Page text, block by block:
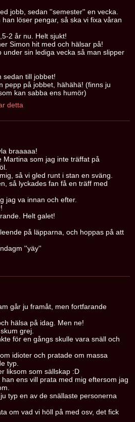
jobb, sedan ''semester'' en vecka.
löser pengar, så ska vi fixa våran
2 år nu. Helt sjukt!
Simon hit med och hälsar på!
under sin lediga vecka så man slipper
sedan till jobbet!
pepp på jobbet, hähähä! (finns ju
kan sabba ens humör)
detta
braaaaa!
Martina som jag inte träffat på
så vi gled runt i stan en sväng.
så lyckades fan få en träff med
jag va innan och efter.
Helt galet!
på läpparna, och hoppas på att
''yäy''
går ju framåt, men fortfarande
hälsa på idag. Men ne!
grej.
för en gångs skulle vara snäll och
idioter och pratade om massa
typ.
liksom som sällskap :D
ens vill prata med mig eftersom jag
typ en av de snällaste personerna
om vad vi höll på med osv, det fick